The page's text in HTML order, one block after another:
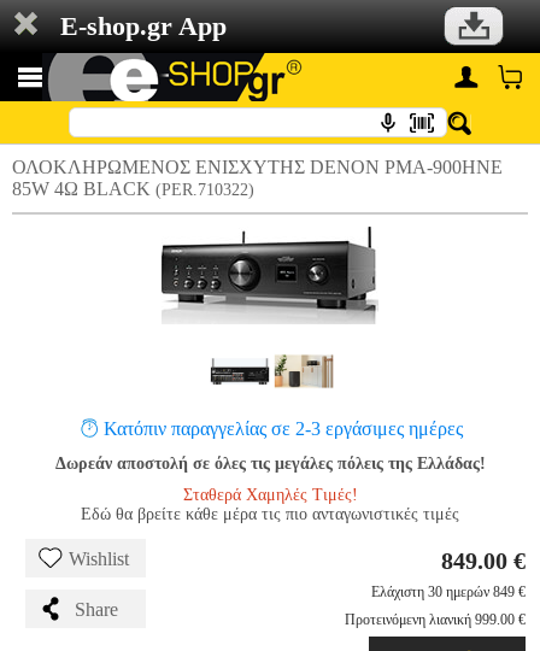
E-shop.gr App
ΟΛΟΚΛΗΡΩΜΕΝΟΣ ΕΝΙΣΧΥΤΗΣ DENON PMA-900HNE
85W 4Ω BLACK (PER.710322)
Κατόπιν παραγγελίας σε 2-3 εργάσιμες ημέρες
Δωρεάν αποστολή σε όλες τις μεγάλες πόλεις της Ελλάδας!
Σταθερά Χαμηλές Τιμές!
Εδώ θα βρείτε κάθε μέρα τις πιο ανταγωνιστικές τιμές
Wishlist
Share
849.00 €
Ελάχιστη 30 ημερών 849 €
Προτεινόμενη λιανική 999.00 €